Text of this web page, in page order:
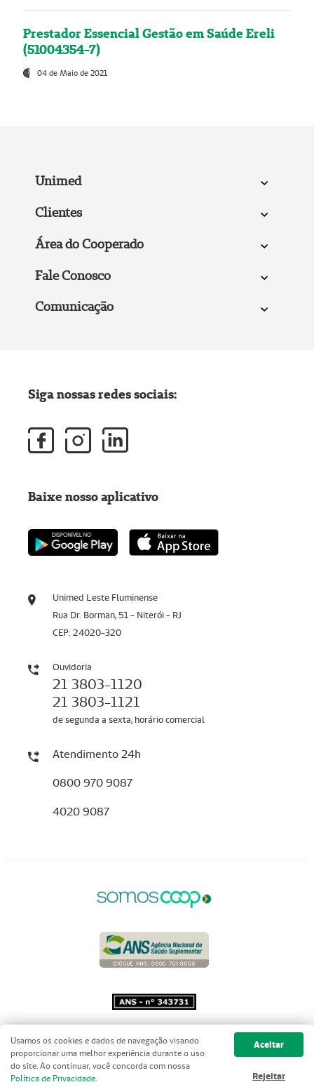
Prestador Essencial Gestão em Saúde Ereli
(51004354-7)
04 de Maio de 2021
Unimed
Clientes
Área do Cooperado
Fale Conosco
Comunicação
Unimed Leste Fluminense
Rua Dr. Borman, 51 - Niterói - RJ
CEP: 24020-320
Ouvidoria
21 3803-1120
21 3803-1121
de segunda a sexta, horário comercial
Atendimento 24h
0800 970 9087
4020 9087
Siga nossas redes sociais:
Baixe nosso aplicativo
Copyright 2001 - 2026 Unimed do
Brasil - Todos os direitos reservados
Usamos os cookies e dados de navegação visando
proporcionar uma melhor experiência durante o uso
do site. Ao continuar, você concorda com nossa
Política de Privacidade.
Aceitar
Rejeitar